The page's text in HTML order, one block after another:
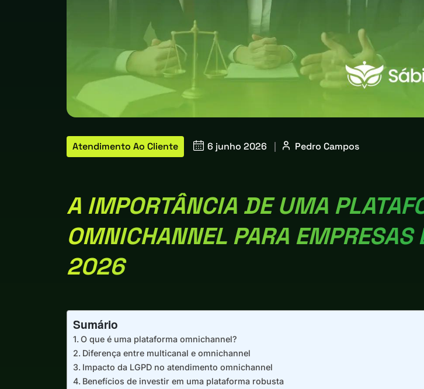
Atendimento Ao Cliente 6 junho 2026 | Pedro Campos
A IMPORTÂNCIA DE UMA
OMNICHANNEL PARA EMPRESAS
2026
Sumário
O que é uma plataforma omnichannel?
Diferença entre multicanal e omnichannel
Impacto da LGPD no atendimento omnichannel
Benefícios de investir em uma plataforma robusta